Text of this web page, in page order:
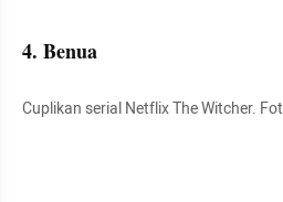
4. Benua
Cuplikan serial Netflix The Witcher.